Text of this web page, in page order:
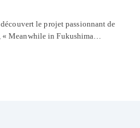
le projet passionnant de
« Meanwhile in Fukushima…